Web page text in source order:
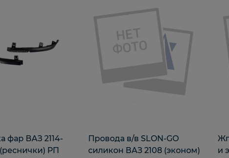
фар ВАЗ 2114-
(реснички) РП
Провода в/в SLON-GO
силикон ВАЗ 2108 (эконом)
и